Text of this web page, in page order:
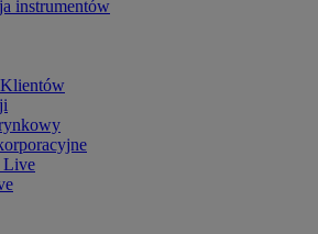
instrumentów
Klientów
Live